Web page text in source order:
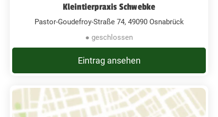
Kleintierpraxis Schwebke
Pastor-Goudefroy-Straße 74, 49090 Osnabrück
● geschlossen
Eintrag ansehen